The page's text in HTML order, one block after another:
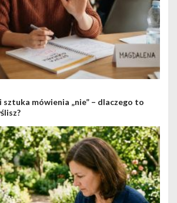
mówienia „nie” – dlaczego to